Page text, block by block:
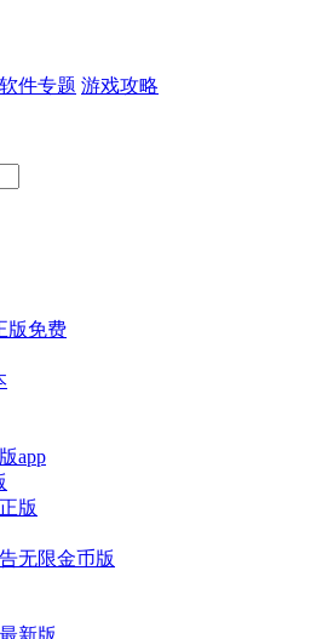
软件专题 游戏攻略
版免费
app
版
无限金币版
新版